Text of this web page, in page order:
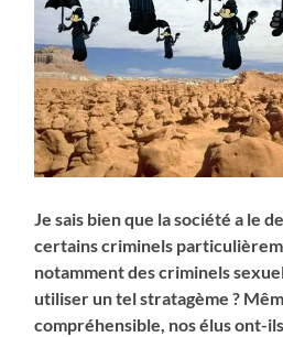
Je sais bien que la société a le
certains criminels
notamment des criminels
utiliser un tel stratagème ?
compréhensible, nos élus ont-